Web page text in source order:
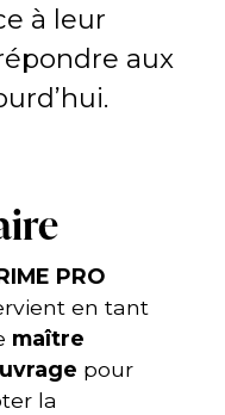
à leur
aux
PRO
en tant
maître
pour
la